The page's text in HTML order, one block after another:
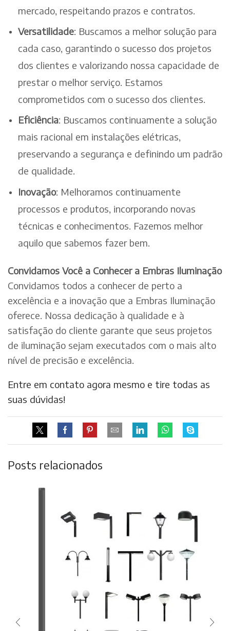
mercado, respeitando prazos e contratos.
Versatilidade: Buscamos a melhor solução para
cada caso, garantindo o sucesso dos projetos
dos clientes e valorizando nossa capacidade de
prestar o melhor serviço. Estamos
comprometidos com o sucesso dos clientes.
Eficiência: Buscamos continuamente a solução
mais racional em instalações elétricas,
preservando a segurança e definindo um padrão
de qualidade.
Inovação: Melhoramos continuamente
processos e produtos, incorporando novas
técnicas e conhecimentos. Fazemos melhor
aquilo que sabemos fazer bem.
Convidamos Você a Conhecer a Embras Iluminação
Convidamos todos a conhecer de perto a
excelência e a inovação que a Embras Iluminação
oferece. Nossa dedicação à qualidade e à
satisfação do cliente garante que seus projetos
de iluminação sejam executados com o mais alto
nível de precisão e excelência.
Entre em contato agora mesmo e tire todas as
suas dúvidas!
Posts relacionados